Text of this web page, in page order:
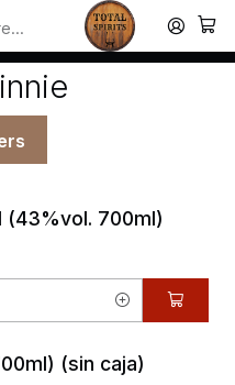
Despachamos a todo Chile.
(43%vol. 700ml)
(sin caja)